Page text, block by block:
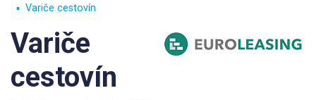
Variče cestovín
Variče
cestovín